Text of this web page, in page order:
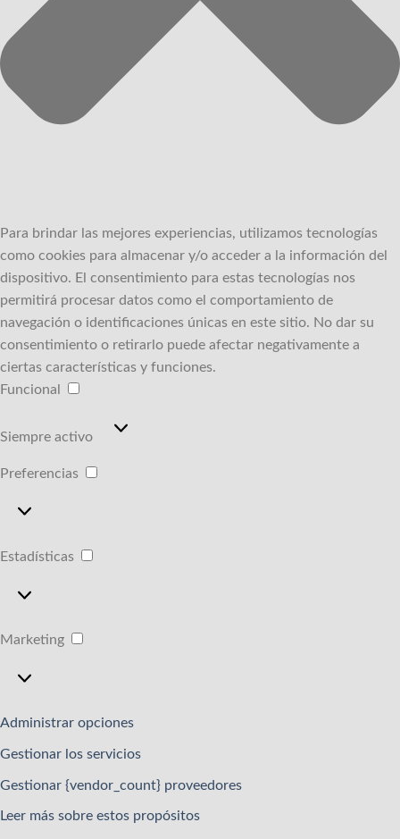
Para brindar las mejores experiencias, utilizamos tecnologías
como cookies para almacenar y/o acceder a la información del
dispositivo. El consentimiento para estas tecnologías nos
permitirá procesar datos como el comportamiento de
navegación o identificaciones únicas en este sitio. No dar su
consentimiento o retirarlo puede afectar negativamente a
ciertas características y funciones.
Funcional
Siempre activo
Preferencias
Preferencias
Estadísticas
Estadísticas
Marketing
Marketing
Administrar opciones
Gestionar los servicios
Gestionar {vendor_count} proveedores
Leer más sobre estos propósitos